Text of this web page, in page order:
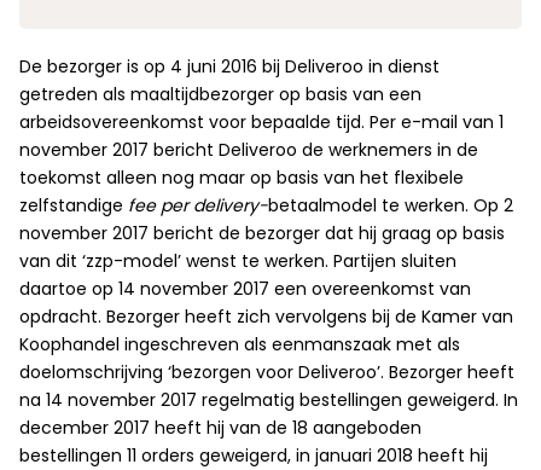
De bezorger is op 4 juni 2016 bij Deliveroo in dienst
getreden als maaltijdbezorger op basis van een
arbeidsovereenkomst voor bepaalde tijd. Per e-mail van 1
november 2017 bericht Deliveroo de werknemers in de
toekomst alleen nog maar op basis van het flexibele
zelfstandige fee per delivery-betaalmodel te werken. Op 2
november 2017 bericht de bezorger dat hij graag op basis
van dit ‘zzp-model’ wenst te werken. Partijen sluiten
daartoe op 14 november 2017 een overeenkomst van
opdracht. Bezorger heeft zich vervolgens bij de Kamer van
Koophandel ingeschreven als eenmanszaak met als
doelomschrijving ‘bezorgen voor Deliveroo’. Bezorger heeft
na 14 november 2017 regelmatig bestellingen geweigerd. In
december 2017 heeft hij van de 18 aangeboden
bestellingen 11 orders geweigerd, in januari 2018 heeft hij